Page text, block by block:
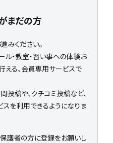
まだの方
みください。
ル・教室・習い事への体験お
える、会員専用サービスで
投稿や、クチコミ投稿など、
を利用できるようになりま
護者の方に登録をお願いし